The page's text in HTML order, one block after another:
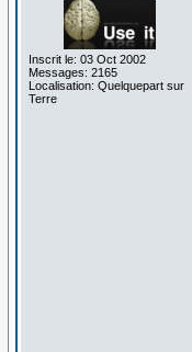
Inscrit le: 03 Oct 2002
Messages: 2165
Localisation: Quelquepart sur
Terre